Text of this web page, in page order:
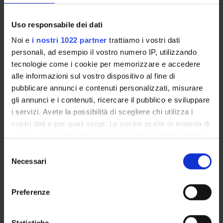
Uso responsabile dei dati
Noi e i nostri 1022 partner trattiamo i vostri dati
personali, ad esempio il vostro numero IP, utilizzando
tecnologie come i cookie per memorizzare e accedere
alle informazioni sul vostro dispositivo al fine di
pubblicare annunci e contenuti personalizzati, misurare
gli annunci e i contenuti, ricercare il pubblico e sviluppare
i servizi. Avete la possibilità di scegliere chi utilizza i
vostri dati e per quali scopi. Le vostre scelte in materia di
modificare o revocare il proprio consenso in qualsiasi
momento dalla Dichiarazione sui cookie o facendo clic
raccogliere informazioni sulla tua posizione
delNecessari
Preferenze
PARTECIPANTI AL PROGETTO
Anna Bertaso
Tecnico-Amministrativo
Federica Bortolotti
Professore ordinario
Rossella Gottardo
Professore associato